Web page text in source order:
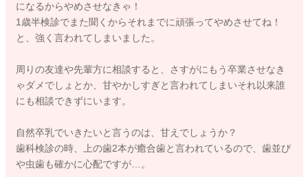
になるからやめさせなきゃ！
1歳半検診でまた聞くからそれまでに頑張ってやめさせてね！
と、強く言われてしまいました。
周りの友達や先輩方に相談すると、さすがにもう卒業させなき
ゃダメでしょとか、甘やかしすぎと言われてしまいそれ以来誰
にも相談できずにいます。
自然卒乳でいきたいと言うのは、甘えでしょうか？
歯科検診の時、上の歯2本が癒合歯と言われているので、歯並び
や虫歯も確かに心配ですが…。